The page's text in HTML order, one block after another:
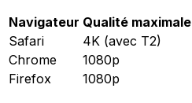
Navigateur Qualité maximale
Safari
4K (avec T2)
Chrome
1080p
Firefox
1080p